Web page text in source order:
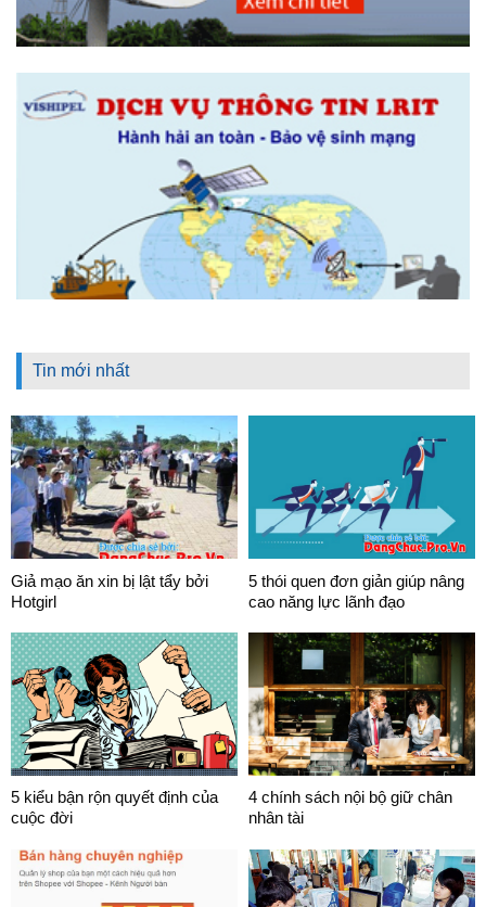
Tin mới nhất
Giả mạo ăn xin bị lật tẩy bởi
Hotgirl
5 thói quen đơn giản giúp nâng
cao năng lực lãnh đạo
5 kiểu bận rộn quyết định của
cuộc đời
4 chính sách nội bộ giữ chân
nhân tài